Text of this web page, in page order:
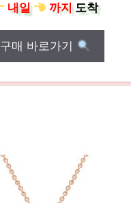
내일
까지도착
구매 바로가기